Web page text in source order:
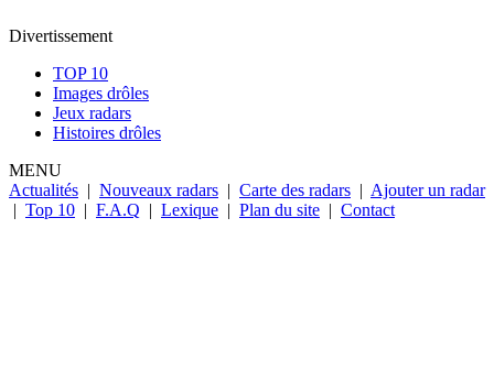
Divertissement
TOP 10
Images drôles
Jeux radars
Histoires drôles
MENU
Actualités | Nouveaux radars | Carte des radars | Ajouter un radar
| Top 10 | F.A.Q | Lexique | Plan du site | Contact